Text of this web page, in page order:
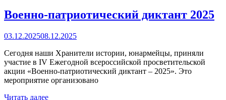
Военно-патриотический диктант 2025
03.12.202508.12.2025
Сегодня наши Хранители истории, юнармейцы, приняли
участие в IV Ежегодной всероссийской просветительской
акции «Военно-патриотический диктант – 2025». Это
мероприятие организовано
Читать далее